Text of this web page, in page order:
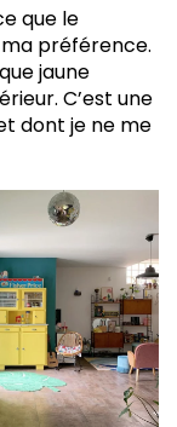
que le
préférence.
jaune
C’est une
dont je ne me